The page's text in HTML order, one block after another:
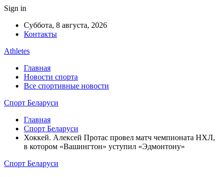
Sign in
Суббота, 8 августа, 2026
Контакты
Athletes
Главная
Новости спорта
Все спортивные новости
Спорт Беларуси
Главная
Спорт Беларуси
Хоккей. Алексей Протас провел матч чемпионата НХЛ,
в котором «Вашингтон» уступил «Эдмонтону»
Спорт Беларуси